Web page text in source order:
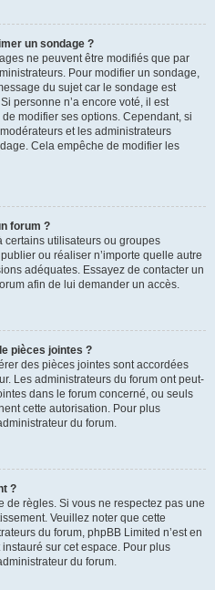
un sondage ?
ne peuvent être modifiés que par
Pour modifier un sondage,
du sujet car le sondage est
personne n’a encore voté, il est
modifier ses options. Cependant, si
et les administrateurs
Cela empêche de modifier les
forum ?
certains utilisateurs ou groupes
ou réaliser n’importe quelle autre
adéquates. Essayez de contacter un
afin de lui demander un accès.
pièces jointes ?
des pièces jointes sont accordées
Les administrateurs du forum ont peut-
dans le forum concerné, ou seuls
cette autorisation. Pour plus
du forum.
?
règles. Si vous ne respectez pas une
Veuillez noter que cette
du forum, phpBB Limited n’est en
sur cet espace. Pour plus
du forum.